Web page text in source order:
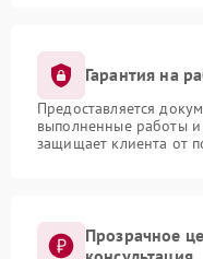
Гарантия на
Предоставляется
выполненные работы и
защищает клиента от
Прозрачное